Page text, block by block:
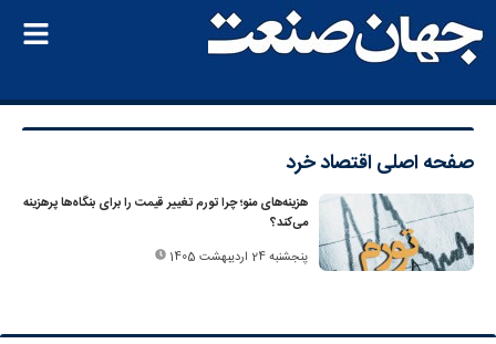
صفحه اصلیاقتصاد خرد
هزینه‌های منو؛ چرا تورم تغییر قیمت را برای بنگاه‌ها پرهزینه
می‌کند؟
پنجشنبه 24 اردیبهشت 1405